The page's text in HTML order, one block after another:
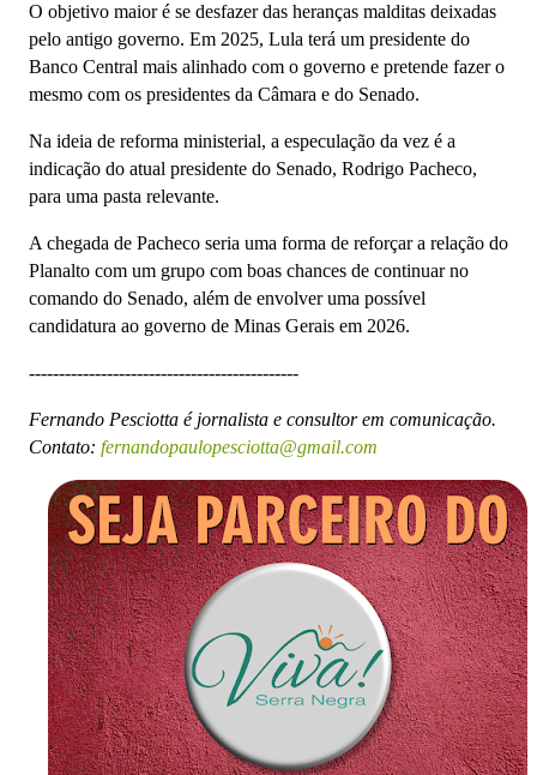
O objetivo maior é se desfazer das heranças malditas deixadas
pelo antigo governo. Em 2025, Lula terá um presidente do
Banco Central mais alinhado com o governo e pretende fazer o
mesmo com os presidentes da Câmara e do Senado.
Na ideia de reforma ministerial, a especulação da vez é a
indicação do atual presidente do Senado, Rodrigo Pacheco,
para uma pasta relevante.
A chegada de Pacheco seria uma forma de reforçar a relação do
Planalto com um grupo com boas chances de continuar no
comando do Senado, além de envolver uma possível
candidatura ao governo de Minas Gerais em 2026.
---------------------------------------------
Fernando Pesciotta é jornalista e consultor em comunicação.
Contato: fernandopaulopesciotta@gmail.com